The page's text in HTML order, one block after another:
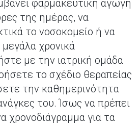
φαρμακευτική αγωγή
της ημέρας, να
το νοσοκομείο ή να
μεγάλα χρονικά
με την ιατρική ομάδα
το σχέδιο θεραπείας
την καθημερινότητα
του. Ίσως να πρέπει
χρονοδιάγραμμα για τα